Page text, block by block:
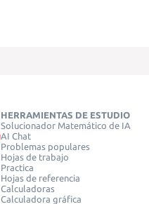
HERRAMIENTAS DE ESTUDIO
Solucionador Matemático de IA
AI Chat
Problemas populares
Hojas de trabajo
Practica
Hojas de referencia
Calculadoras
Calculadora gráfica